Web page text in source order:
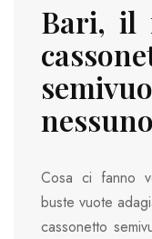
Bari, il
Cosa ci fanno
buste vuote
cassonetto